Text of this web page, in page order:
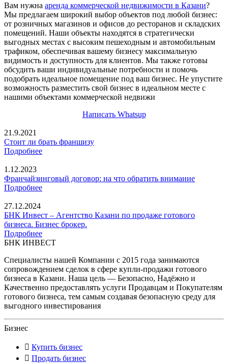
Вам нужна аренда коммерческой недвижимости в Казани?
Мы предлагаем широкий выбор объектов под любой бизнес:
от розничных магазинов и офисов до ресторанов и складских
помещений. Наши объекты находятся в стратегически
выгодных местах с высоким пешеходным и автомобильным
трафиком, обеспечивая вашему бизнесу максимальную
видимость и доступность для клиентов. Мы также готовы
обсудить ваши индивидуальные потребности и помочь
подобрать идеальное помещение под ваш бизнес. Не упустите
возможность разместить свой бизнес в идеальном месте с
нашими объектами коммерческой недвижи
Написать Whatsup
21.9.2021
Стоит ли брать франшизу
Подробнее
1.12.2023
Франчайзинговый договор: на что обратить внимание
Подробнее
27.12.2024
БНК Инвест – Агентство Казани по продаже готового
бизнеса. Бизнес брокер.
Подробнее
БНК ИНВЕСТ
Специалисты нашей Компании с 2015 года занимаются
сопровождением сделок в сфере купли-продажи готового
бизнеса в Казани. Наша цель — Безопасно, Надёжно и
Качественно предоставлять услуги Продавцам и Покупателям
готового бизнеса, тем самым создавая безопасную среду для
выгодного инвестирования
Бизнес
Купить бизнес
Продать бизнес